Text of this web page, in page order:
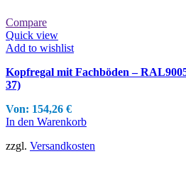
Compare
Quick view
Add to wishlist
Kopfregal mit Fachböden –
37)
Von: 154,26 €
In den Warenkorb
zzgl. Versandkosten